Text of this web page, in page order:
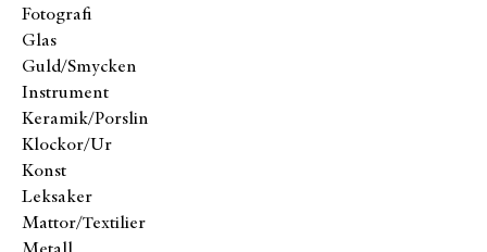
Fotografi
Glas
Guld/Smycken
Instrument
Keramik/Porslin
Klockor/Ur
Konst
Leksaker
Mattor/Textilier